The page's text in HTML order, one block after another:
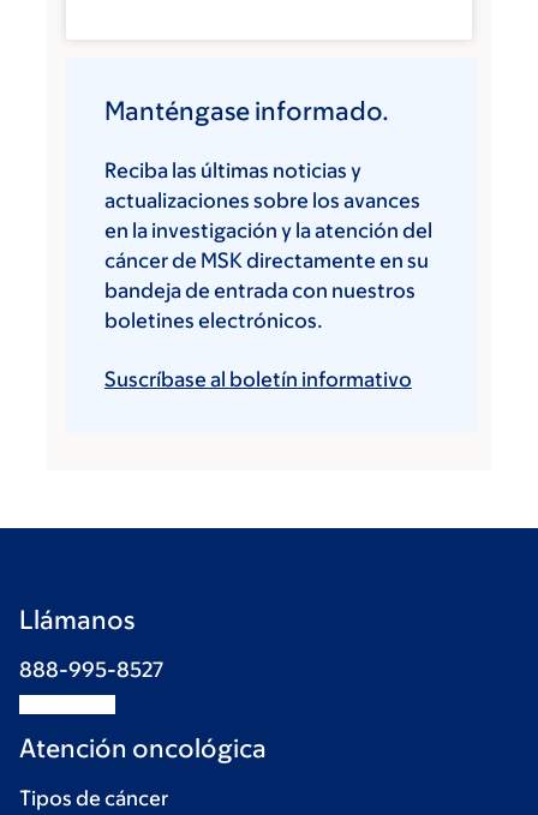
Manténgase informado.
Reciba las últimas noticias y
actualizaciones sobre los avances
en la investigación y la atención del
cáncer de MSK directamente en su
bandeja de entrada con nuestros
boletines electrónicos.
Suscríbase al boletín informativo
Llámanos
888-995-8527
Atención oncológica
Tipos de cáncer